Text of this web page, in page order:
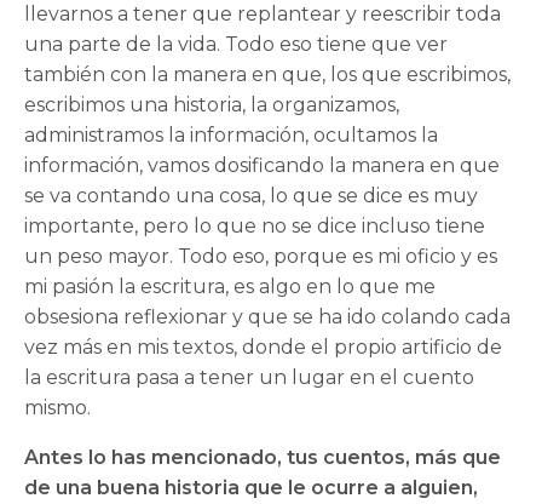
llevarnos a tener que replantear y reescribir toda
una parte de la vida. Todo eso tiene que ver
también con la manera en que, los que escribimos,
escribimos una historia, la organizamos,
administramos la información, ocultamos la
información, vamos dosificando la manera en que
se va contando una cosa, lo que se dice es muy
importante, pero lo que no se dice incluso tiene
un peso mayor. Todo eso, porque es mi oficio y es
mi pasión la escritura, es algo en lo que me
obsesiona reflexionar y que se ha ido colando cada
vez más en mis textos, donde el propio artificio de
la escritura pasa a tener un lugar en el cuento
mismo.
Antes lo has mencionado, tus cuentos, más que
de una buena historia que le ocurre a alguien,